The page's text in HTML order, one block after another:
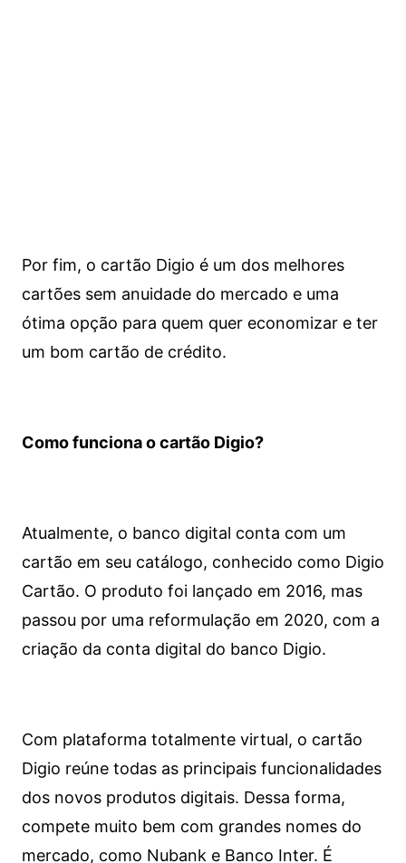
Por fim, o cartão Digio é um dos melhores
cartões sem anuidade do mercado e uma
ótima opção para quem quer economizar e ter
um bom cartão de crédito.
Como funciona o cartão Digio?
Atualmente, o banco digital conta com um
cartão em seu catálogo, conhecido como Digio
Cartão. O produto foi lançado em 2016, mas
passou por uma reformulação em 2020, com a
criação da conta digital do banco Digio.
Com plataforma totalmente virtual, o cartão
Digio reúne todas as principais funcionalidades
dos novos produtos digitais. Dessa forma,
compete muito bem com grandes nomes do
mercado, como Nubank e Banco Inter. É